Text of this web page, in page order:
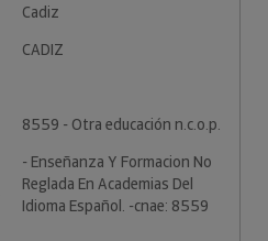
Cadiz
CADIZ
8559 - Otra educación n.c.o.p.
- Enseñanza Y Formacion No
Reglada En Academias Del
Idioma Español. -cnae: 8559